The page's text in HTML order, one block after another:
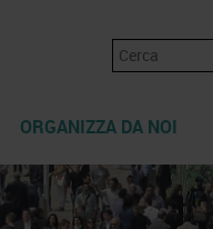
ORGANIZZA DA NOI